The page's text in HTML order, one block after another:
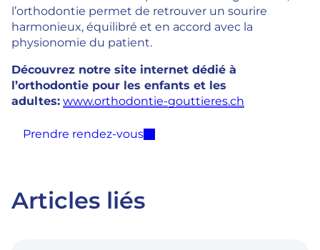
l’orthodontie permet de retrouver un sourire
harmonieux, équilibré et en accord avec la
physionomie du patient.
Découvrez notre site internet dédié à
l’orthodontie pour les enfants et les
adultes: www.orthodontie-gouttieres.ch
Prendre rendez-vous
Articles liés